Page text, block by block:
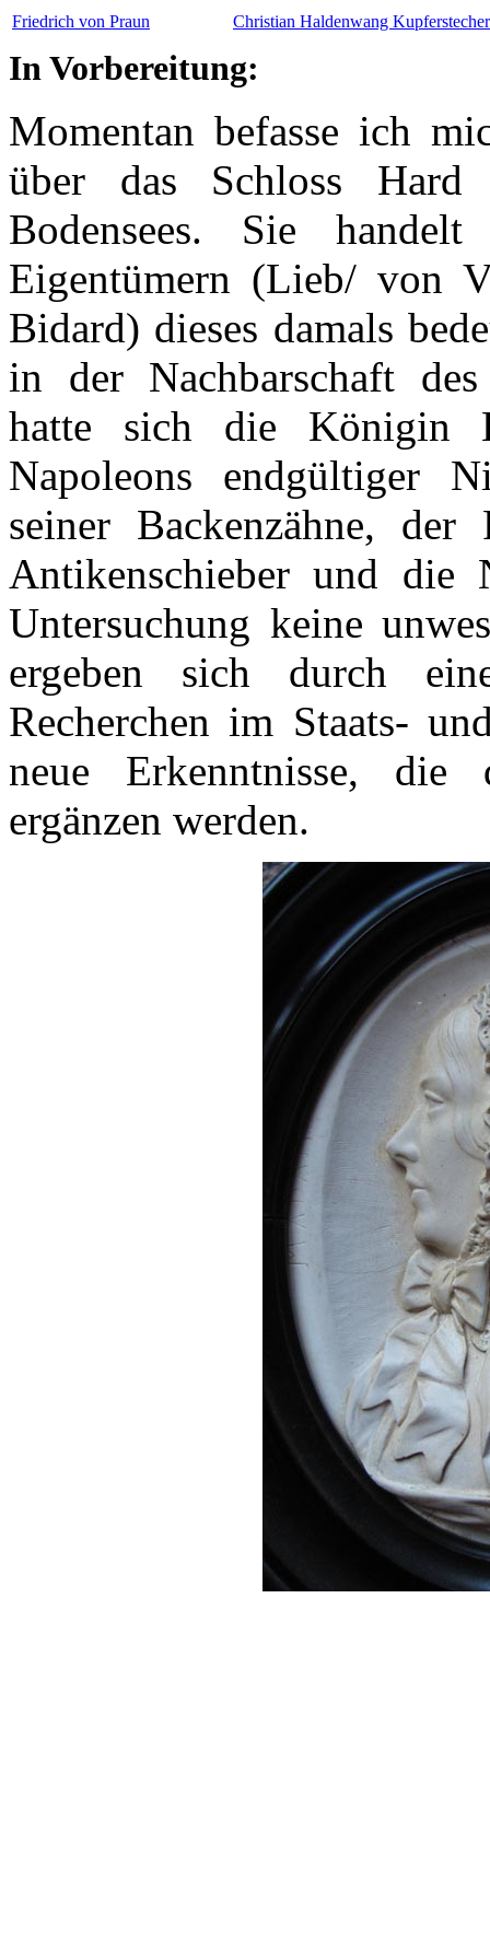
Friedrich von Praun Christian Haldenwang Kupferstecher
In Vorbereitung:
Momentan befasse ich
über das Schloss
Bodensees. Sie
Eigentümern (Lieb/ von
Bidard) dieses damals
in der Nachbarschaft
hatte sich die Königin
Napoleons endgültiger
seiner Backenzähne,
Antikenschieber und die
Untersuchung keine
ergeben sich durch
Recherchen im Staats-
neue Erkenntnisse,
ergänzen werden.